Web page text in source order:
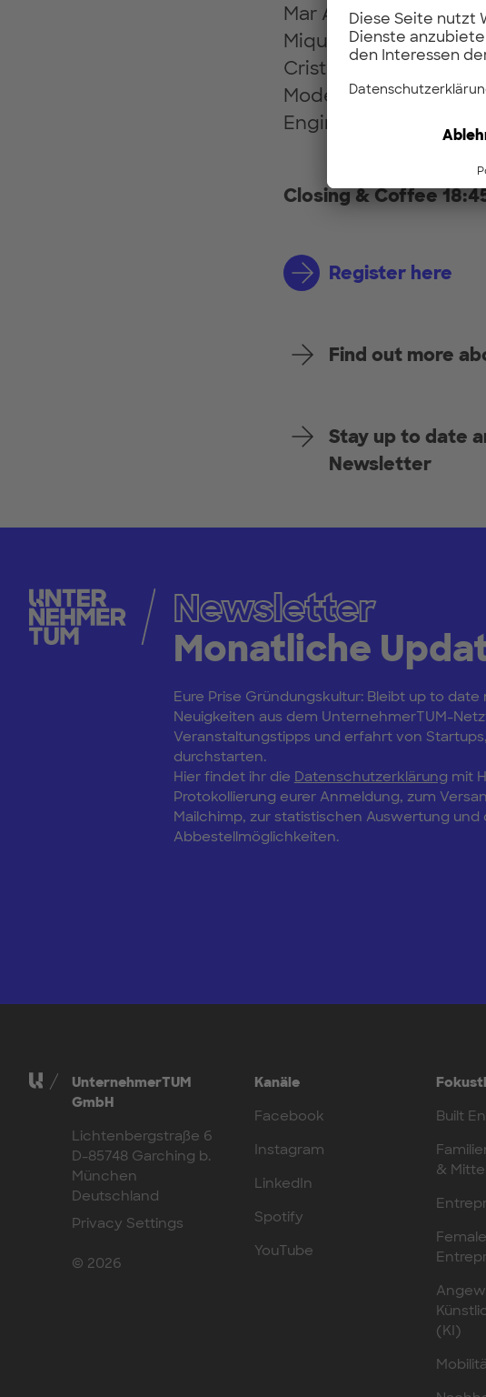
Mar Alarcón - CEO of
Miquel Marti - CEO
Cristina Aresté -
Moderator: Esther
Engineering (UPC)
Closing & Coffee
Register here
Find out more
Stay up to date
Newsletter
Newsletter
Monatliche
Eure Prise Gründungskultur: Bleibt up to date
Neuigkeiten aus dem UnternehmerTUM-
Veranstaltungstipps und erfahrt von
durchstarten.
Hier findet ihr die Datenschutzerklärung mit
Protokollierung eurer Anmeldung, zum
Mailchimp, zur statistischen Auswertung und
Abbestellmöglichkeiten.
UnternehmerTUM
GmbH
Lichtenbergstraße 6
D-85748 Garching b.
München
Deutschland
Privacy Settings
© 2026
Kanäle
Facebook
Instagram
LinkedIn
Spotify
YouTube
Built
&
Female
(KI)